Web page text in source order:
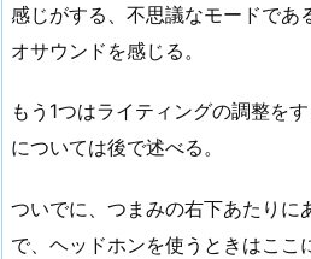
感じがする、不思議なモードであ
オサウンドを感じる。
もう1つはライティングの調整を
については後で述べる。
ついでに、つまみの右下あたりに
で、ヘッドホンを使うときはここ